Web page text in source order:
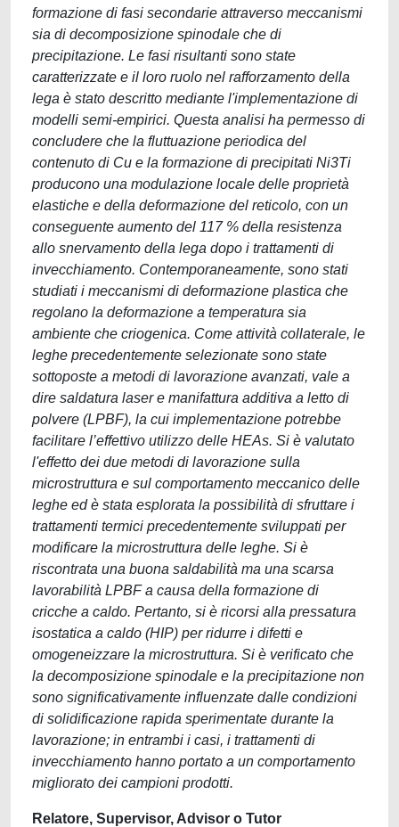
formazione di fasi secondarie attraverso meccanismi
sia di decomposizione spinodale che di
precipitazione. Le fasi risultanti sono state
caratterizzate e il loro ruolo nel rafforzamento della
lega è stato descritto mediante l'implementazione di
modelli semi-empirici. Questa analisi ha permesso di
concludere che la fluttuazione periodica del
contenuto di Cu e la formazione di precipitati Ni3Ti
producono una modulazione locale delle proprietà
elastiche e della deformazione del reticolo, con un
conseguente aumento del 117 % della resistenza
allo snervamento della lega dopo i trattamenti di
invecchiamento. Contemporaneamente, sono stati
studiati i meccanismi di deformazione plastica che
regolano la deformazione a temperatura sia
ambiente che criogenica. Come attività collaterale, le
leghe precedentemente selezionate sono state
sottoposte a metodi di lavorazione avanzati, vale a
dire saldatura laser e manifattura additiva a letto di
polvere (LPBF), la cui implementazione potrebbe
facilitare l’effettivo utilizzo delle HEAs. Si è valutato
l'effetto dei due metodi di lavorazione sulla
microstruttura e sul comportamento meccanico delle
leghe ed è stata esplorata la possibilità di sfruttare i
trattamenti termici precedentemente sviluppati per
modificare la microstruttura delle leghe. Si è
riscontrata una buona saldabilità ma una scarsa
lavorabilità LPBF a causa della formazione di
cricche a caldo. Pertanto, si è ricorsi alla pressatura
isostatica a caldo (HIP) per ridurre i difetti e
omogeneizzare la microstruttura. Si è verificato che
la decomposizione spinodale e la precipitazione non
sono significativamente influenzate dalle condizioni
di solidificazione rapida sperimentate durante la
lavorazione; in entrambi i casi, i trattamenti di
invecchiamento hanno portato a un comportamento
migliorato dei campioni prodotti.
Relatore, Supervisor, Advisor o Tutor